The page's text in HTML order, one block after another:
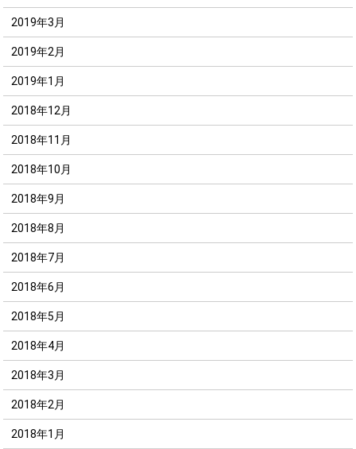
2019年3月
2019年2月
2019年1月
2018年12月
2018年11月
2018年10月
2018年9月
2018年8月
2018年7月
2018年6月
2018年5月
2018年4月
2018年3月
2018年2月
2018年1月